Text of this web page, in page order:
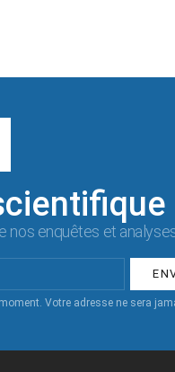
nos enquêtes et
Votre adresse ne sera